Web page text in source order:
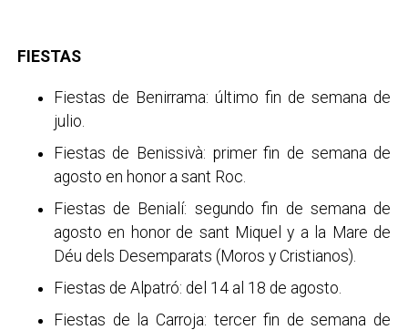
FIESTAS
Fiestas de Benirrama: último fin de semana de
julio.
Fiestas de Benissivà: primer fin de semana de
agosto en honor a sant Roc.
Fiestas de Benialí: segundo fin de semana de
agosto en honor de sant Miquel y a la Mare de
Déu dels Desemparats (Moros y Cristianos).
Fiestas de Alpatró: del 14 al 18 de agosto.
Fiestas de la Carroja: tercer fin de semana de